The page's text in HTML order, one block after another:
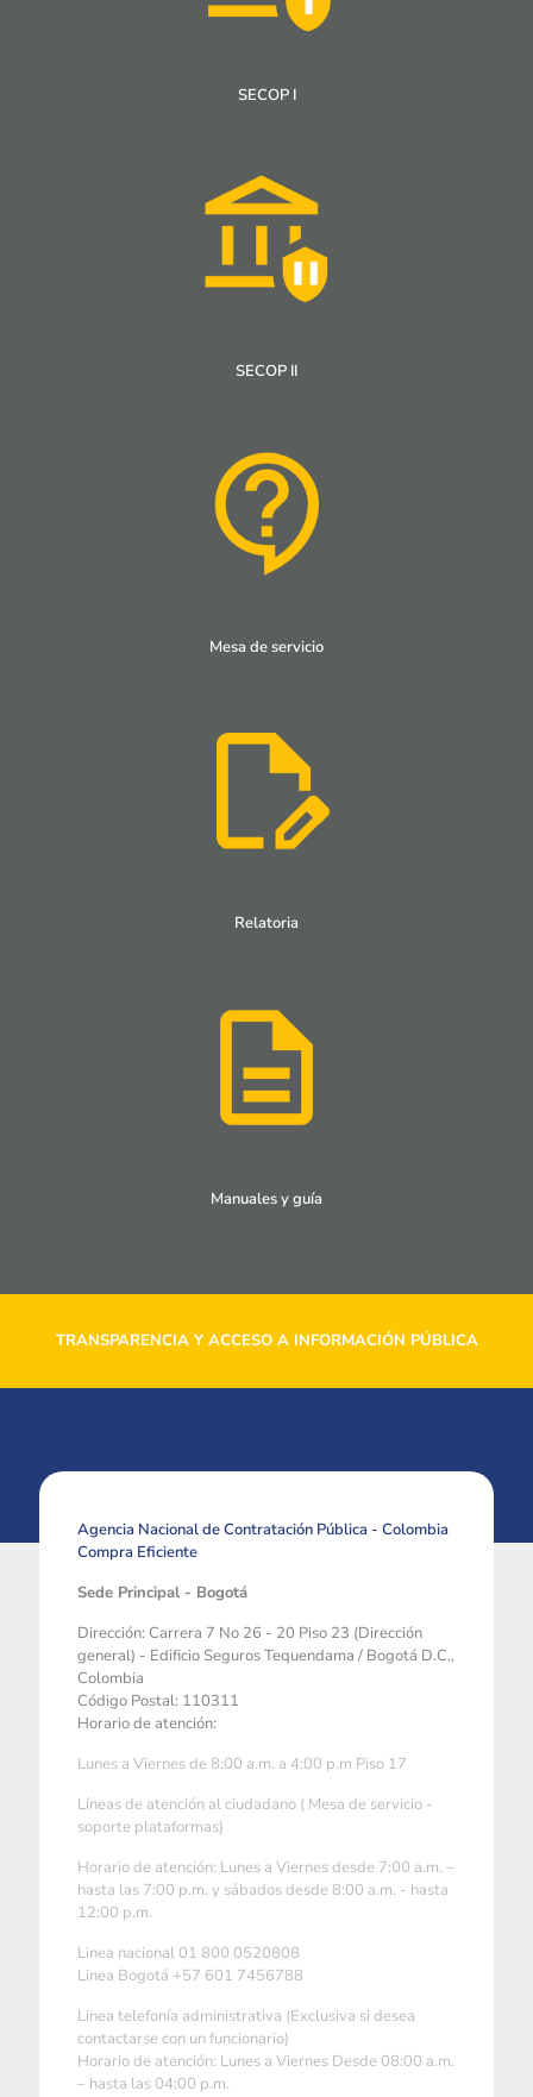
SECOP I
SECOP II
Mesa de servicio
Relatoria
Manuales y guía
TRANSPARENCIA Y ACCESO A INFORMACIÓN PÚBLICA
Agencia Nacional de Contratación Pública - Colombia
Compra Eficiente
Sede Principal - Bogotá
Dirección: Carrera 7 No 26 - 20 Piso 23 (Dirección
general) - Edificio Seguros Tequendama / Bogotá D.C.,
Colombia
Código Postal: 110311
Horario de atención:
Lunes a Viernes de 8:00 a.m. a 4:00 p.m Piso 17
Líneas de atención al ciudadano ( Mesa de servicio -
soporte plataformas)
Horario de atención: Lunes a Viernes desde 7:00 a.m. –
hasta las 7:00 p.m. y sábados desde 8:00 a.m. - hasta
12:00 p.m.
Linea nacional 01 800 0520808
Linea Bogotá +57 601 7456788
Linea telefonía administrativa (Exclusiva si desea
contactarse con un funcionario)
Horario de atención: Lunes a Viernes Desde 08:00 a.m.
– hasta las 04:00 p.m.